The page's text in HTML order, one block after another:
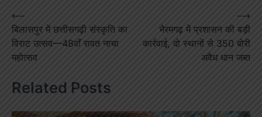
Post
navigation
⟵
बिलासपुर में छत्तीसगढ़ी संस्कृति का
विराट उत्सव—48वाँ रावत नाचा
महोत्सव
भैरमगढ़ में प्रशासन की बड़ी
कार्रवाई, दो स्थानों से 350 बोरी
अवैध धान जब्त
⟶
Related Posts